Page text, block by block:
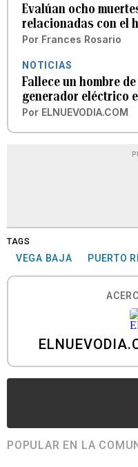
Evalúan ocho
relacionadas con el
Por Frances Rosario
NOTICIAS
Fallece un hombre
generador eléctrico
Por ELNUEVODIA.COM
TAGS
VEGA BAJA PUERTO
POPULAR EN LA